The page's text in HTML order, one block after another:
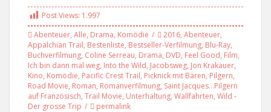
Post Views: 1.997
Abenteuer, Alle, Drama, Komödie 2016, Abenteuer,
Appalchian Trail, Bestenliste, Bestseller-Verfilmung, Blu-Ray,
Buchverfilmung, Coline Serreau, Drama, DVD, Feel Good, Film,
Ich bin dann mal weg, Into the Wild, Jacobsweg, Jon Krakauer,
Kino, Komödie, Pacific Crest Trail, Picknick mit Bären, Pilgern,
Road Movie, Roman, Romanverfilmung, Saint Jacques...Pilgern
auf Französisch, Trail Movie, Unterhaltung, Wallfahrten, Wild -
Der grosse Trip
permalink